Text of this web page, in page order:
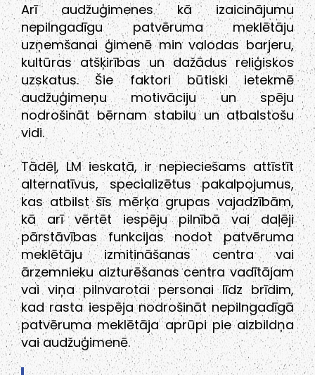
Arī audžuģimenes kā izaicinājumu
nepilngadīgu patvēruma meklētāju
uzņemšanai ģimenē min valodas barjeru,
kultūras atšķirības un dažādus reliģiskos
uzskatus. Šie faktori būtiski ietekmē
audžuģimeņu motivāciju un spēju
nodrošināt bērnam stabilu un atbalstošu
vidi.
Tādēļ, LM ieskatā, ir nepieciešams attīstīt
alternatīvus, specializētus pakalpojumus,
kas atbilst šīs mērķa grupas vajadzībām,
kā arī vērtēt iespēju pilnībā vai daļēji
pārstāvības funkcijas nodot patvēruma
meklētāju izmitināšanas centra vai
ārzemnieku aizturēšanas centra vadītājam
vai viņa pilnvarotai personai līdz brīdim,
kad rasta iespēja nodrošināt nepilngadīgā
patvēruma meklētāja aprūpi pie aizbildņa
vai audžuģimenē.